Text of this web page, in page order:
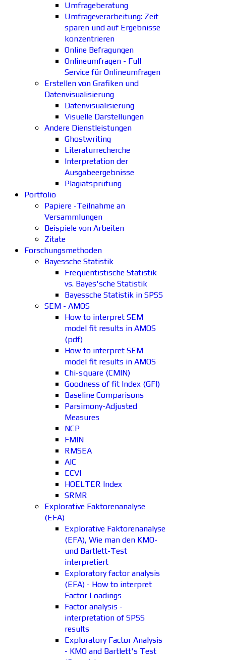
Umfrageberatung
Umfrageverarbeitung: Zeit
sparen und auf Ergebnisse
konzentrieren
Online Befragungen
Onlineumfragen - Full
Service für Onlineumfragen
Erstellen von Grafiken und
Datenvisualisierung
Datenvisualisierung
Visuelle Darstellungen
Andere Dienstleistungen
Ghostwriting
Literaturrecherche
Interpretation der
Ausgabeergebnisse
Plagiatsprüfung
Portfolio
Papiere -Teilnahme an
Versammlungen
Beispiele von Arbeiten
Zitate
Forschungsmethoden
Bayessche Statistik
Frequentistische Statistik
vs. Bayes'sche Statistik
Bayessche Statistik in SPSS
SEM - AMOS
How to interpret SEM
model fit results in AMOS
(pdf)
How to interpret SEM
model fit results in AMOS
Chi-square (CMIN)
Goodness of fit Index (GFI)
Baseline Comparisons
Parsimony-Adjusted
Measures
NCP
FMIN
RMSEA
AIC
ECVI
HOELTER Index
SRMR
Explorative Faktorenanalyse
(EFA)
Explorative Faktorenanalyse
(EFA), Wie man den KMO-
und Bartlett-Test
interpretiert
Exploratory factor analysis
(EFA) - How to interpret
Factor Loadings
Factor analysis -
interpretation of SPSS
results
Exploratory Factor Analysis
- KMO and Bartlett's Test